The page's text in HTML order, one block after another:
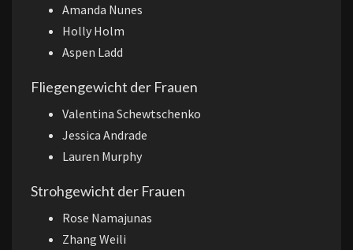
Amanda Nunes
Holly Holm
Aspen Ladd
Fliegengewicht der Frauen
Valentina Schewtschenko
Jessica Andrade
Lauren Murphy
Strohgewicht der Frauen
Rose Namajunas
Zhang Weili